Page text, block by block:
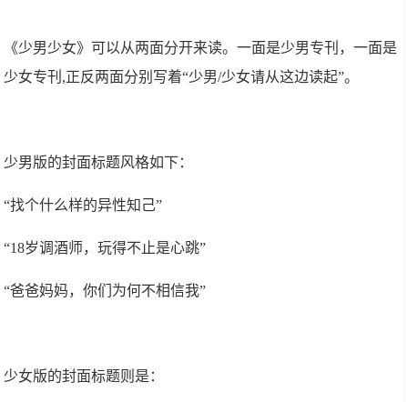
《少男少女》可以从两面分开来读。一面是少男专刊，一面是
少女专刊,正反两面分别写着“少男/少女请从这边读起”。
少男版的封面标题风格如下：
“找个什么样的异性知己”
“18岁调酒师，玩得不止是心跳”
“爸爸妈妈，你们为何不相信我”
少女版的封面标题则是：